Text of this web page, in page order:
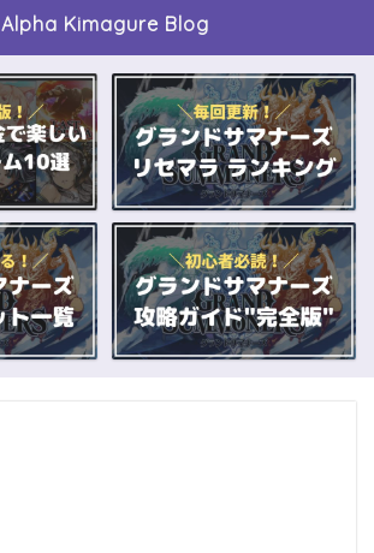
Alpha Kimagure Blog